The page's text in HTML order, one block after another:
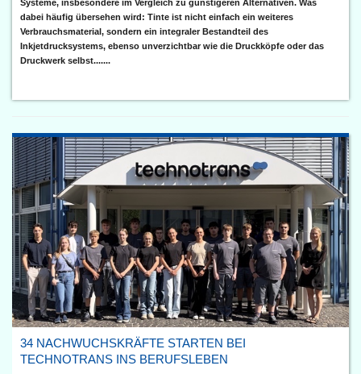
Systeme, insbesondere im Vergleich zu günstigeren Alternativen. Was
dabei häufig übersehen wird: Tinte ist nicht einfach ein weiteres
Verbrauchsmaterial, sondern ein integraler Bestandteil des
Inkjetdrucksystems, ebenso unverzichtbar wie die Druckköpfe oder das
Druckwerk selbst.......
34 NACHWUCHSKRÄFTE STARTEN BEI
TECHNOTRANS INS BERUFSLEBEN